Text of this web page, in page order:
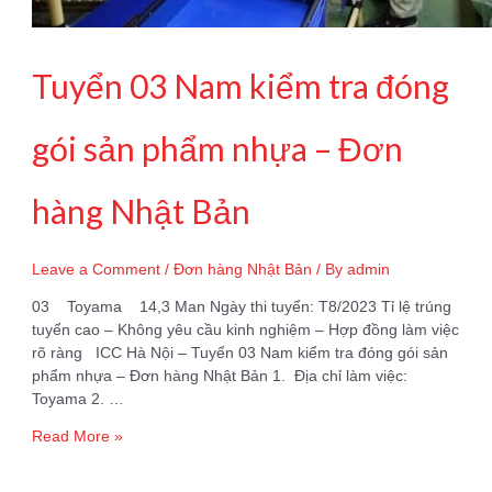
Tuyển 03 Nam kiểm tra đóng
gói sản phẩm nhựa – Đơn
hàng Nhật Bản
Leave a Comment /Đơn hàng Nhật Bản / Byadmin
03 Toyama 14,3 Man Ngày thi tuyển: T8/2023 Tỉ lệ trúng
tuyển cao – Không yêu cầu kinh nghiệm – Hợp đồng làm việc
rõ ràng ICC Hà Nội – Tuyển 03 Nam kiểm tra đóng gói sản
phẩm nhựa – Đơn hàng Nhật Bản 1. Địa chỉ làm việc:
Toyama 2. …
Tuyển
Read More »